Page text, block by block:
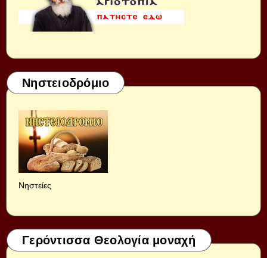
Νηστειοδρόμιο
Νηστείες
Γερόντισσα Θεολογία μοναχή